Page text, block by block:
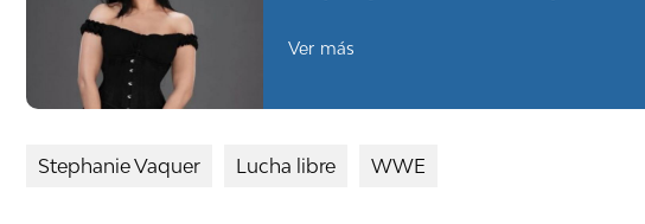
Ver más
Stephanie Vaquer Lucha libre WWE